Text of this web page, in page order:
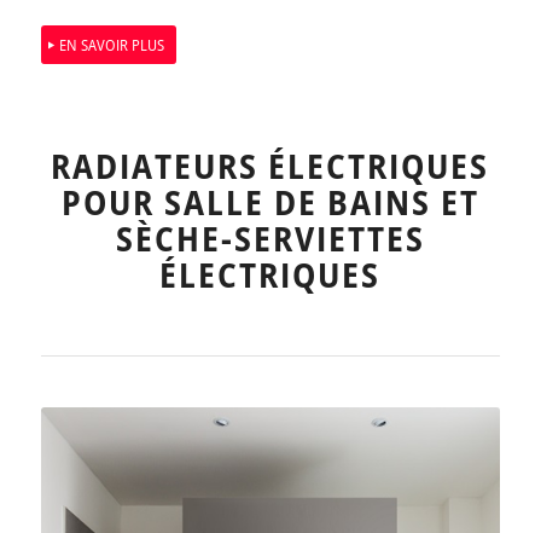
EN SAVOIR PLUS
RADIATEURS ÉLECTRIQUES
POUR SALLE DE BAINS ET
SÈCHE-SERVIETTES
ÉLECTRIQUES